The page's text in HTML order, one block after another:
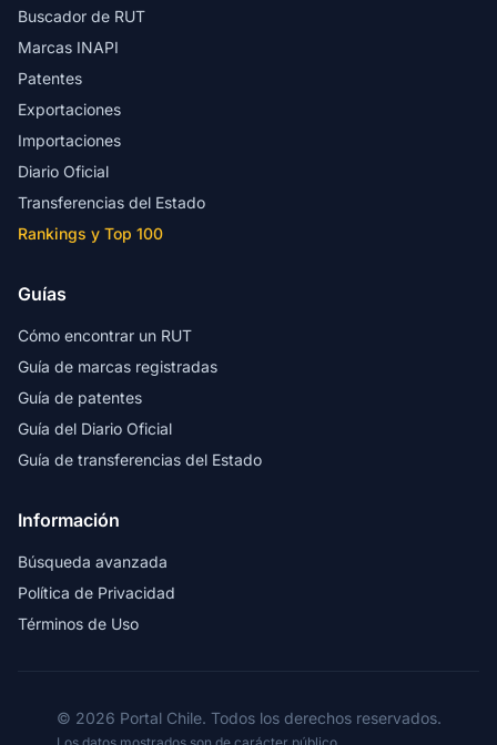
Buscador de RUT
Marcas INAPI
Patentes
Exportaciones
Importaciones
Diario Oficial
Transferencias del Estado
Rankings y Top 100
Guías
Cómo encontrar un RUT
Guía de marcas registradas
Guía de patentes
Guía del Diario Oficial
Guía de transferencias del Estado
Información
Búsqueda avanzada
Política de Privacidad
Términos de Uso
© 2026 Portal Chile. Todos los derechos reservados.